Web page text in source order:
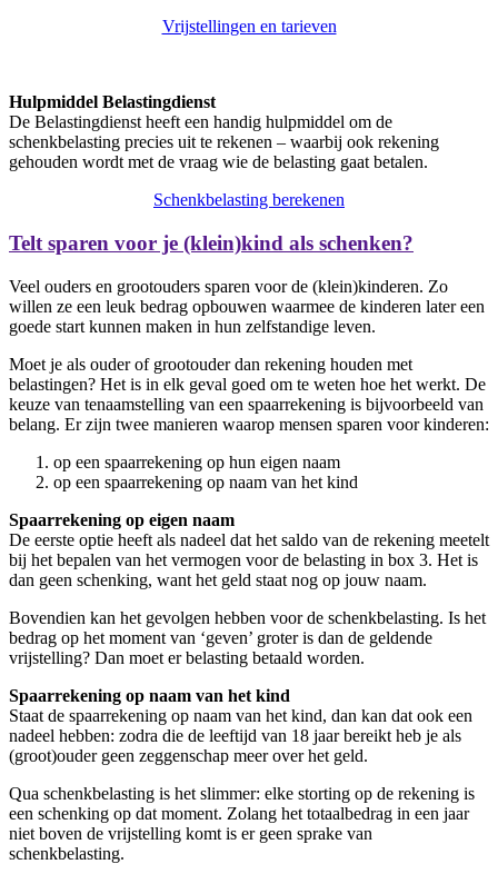
Vrijstellingen en tarieven
Hulpmiddel Belastingdienst
De Belastingdienst heeft een handig hulpmiddel om de
schenkbelasting precies uit te rekenen – waarbij ook rekening
gehouden wordt met de vraag wie de belasting gaat betalen.
Schenkbelasting berekenen
Telt sparen voor je (klein)kind als schenken?
Veel ouders en grootouders sparen voor de (klein)kinderen. Zo
willen ze een leuk bedrag opbouwen waarmee de kinderen later een
goede start kunnen maken in hun zelfstandige leven.
Moet je als ouder of grootouder dan rekening houden met
belastingen? Het is in elk geval goed om te weten hoe het werkt. De
keuze van tenaamstelling van een spaarrekening is bijvoorbeeld van
belang. Er zijn twee manieren waarop mensen sparen voor kinderen:
op een spaarrekening op hun eigen naam
op een spaarrekening op naam van het kind
Spaarrekening op eigen naam
De eerste optie heeft als nadeel dat het saldo van de rekening meetelt
bij het bepalen van het vermogen voor de belasting in box 3. Het is
dan geen schenking, want het geld staat nog op jouw naam.
Bovendien kan het gevolgen hebben voor de schenkbelasting. Is het
bedrag op het moment van ‘geven’ groter is dan de geldende
vrijstelling? Dan moet er belasting betaald worden.
Spaarrekening op naam van het kind
Staat de spaarrekening op naam van het kind, dan kan dat ook een
nadeel hebben: zodra die de leeftijd van 18 jaar bereikt heb je als
(groot)ouder geen zeggenschap meer over het geld.
Qua schenkbelasting is het slimmer: elke storting op de rekening is
een schenking op dat moment. Zolang het totaalbedrag in een jaar
niet boven de vrijstelling komt is er geen sprake van
schenkbelasting.